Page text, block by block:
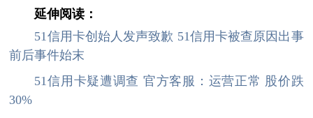
延伸阅读：
51信用卡创始人发声致歉 51信用卡被查原因出事
前后事件始末
51信用卡疑遭调查 官方客服：运营正常 股价跌
30%